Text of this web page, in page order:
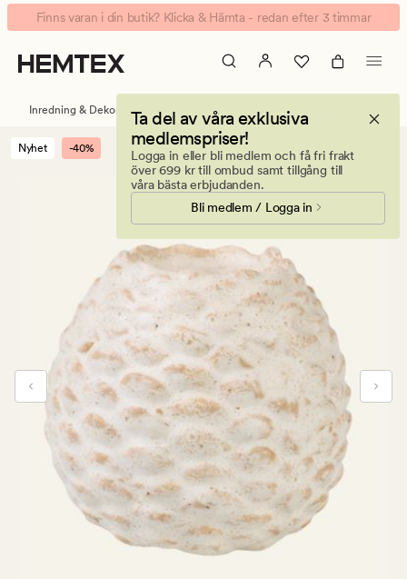
Pinecone
värmeljushållare
Animerad
banner.
Klicka
på
att
Finns varan i din butik? Klicka & Hämta - redan efter 3 timmar
Ta del av våra exklusiva
medlemspriser!
Logga in eller bli medlem och få fri frakt
över 699 kr till ombud samt tillgång till
våra bästa erbjudanden.
Bli medlem / Logga in
Inredning & Dekorationer Värmeljushållare & ljusstakar
Nyhet -40%